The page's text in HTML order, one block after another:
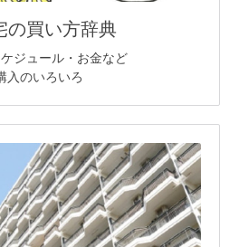
の買い方辞典
ジュール・お金など
入のいろいろ